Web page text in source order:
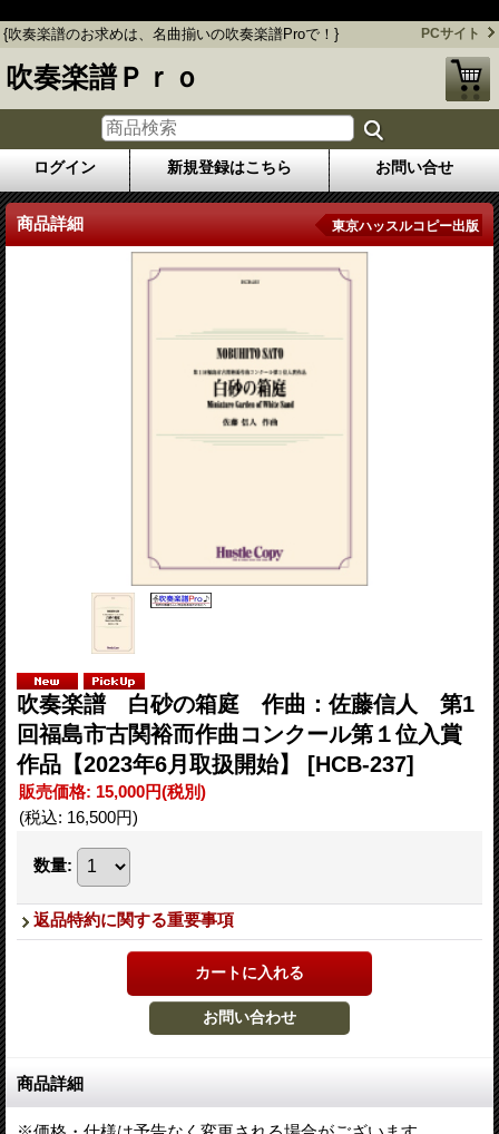
{吹奏楽譜のお求めは、名曲揃いの吹奏楽譜Proで！} PCサイト
吹奏楽譜Ｐｒｏ
ログイン 新規登録はこちら お問い合せ
商品詳細 東京ハッスルコピー出版
吹奏楽譜 白砂の箱庭 作曲：佐藤信人 第1
回福島市古関裕而作曲コンクール第１位入賞
作品【2023年6月取扱開始】 [HCB-237]
販売価格: 15,000円(税別)
(税込: 16,500円)
数量:
返品特約に関する重要事項
商品詳細